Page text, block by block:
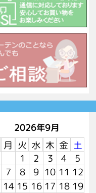
2026年9月
月 火 水 木 金 土
1
2 3 4
5
7 8 9 10 11 12
14 15 16 17 18 19